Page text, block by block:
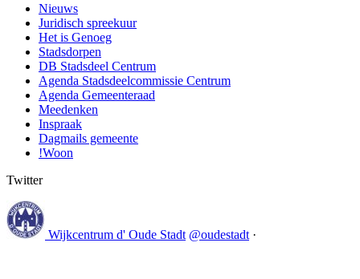
Nieuws
Juridisch spreekuur
Het is Genoeg
Stadsdorpen
DB Stadsdeel Centrum
Agenda Stadsdeelcommissie Centrum
Agenda Gemeenteraad
Meedenken
Inspraak
Dagmails gemeente
!Woon
Twitter
Wijkcentrum d' Oude Stadt @oudestadt ·